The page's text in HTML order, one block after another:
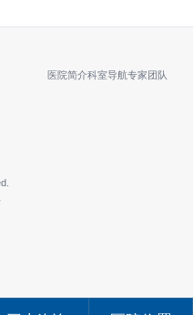
医院简介科室导航专家团队